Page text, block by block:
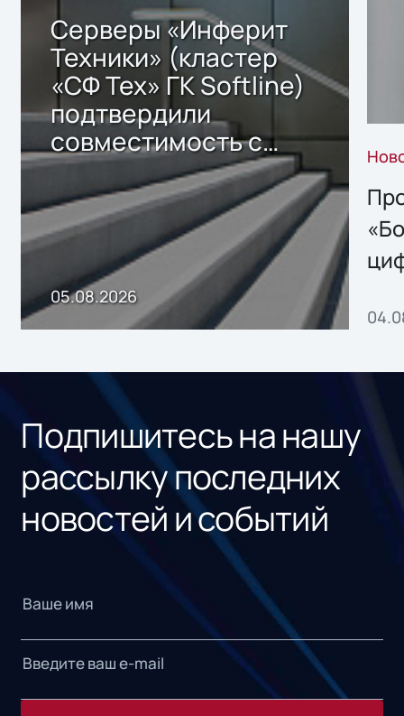
Серверы «Инферит
Техники» (кластер
«СФ Тех» ГК Softline)
подтвердили
совместимость с
решением Sharx
Storage 2.x для
хранения данных
05.08.2026
Подпишитесь на нашу
рассылку последних
новостей и событий